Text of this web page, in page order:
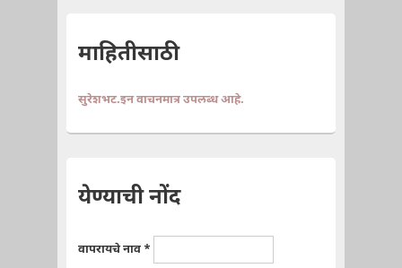
माहितीसाठी
सुरेशभट.इन वाचनमात्र उपलब्ध आहे.
येण्याची नोंद
वापरायचे नाव *